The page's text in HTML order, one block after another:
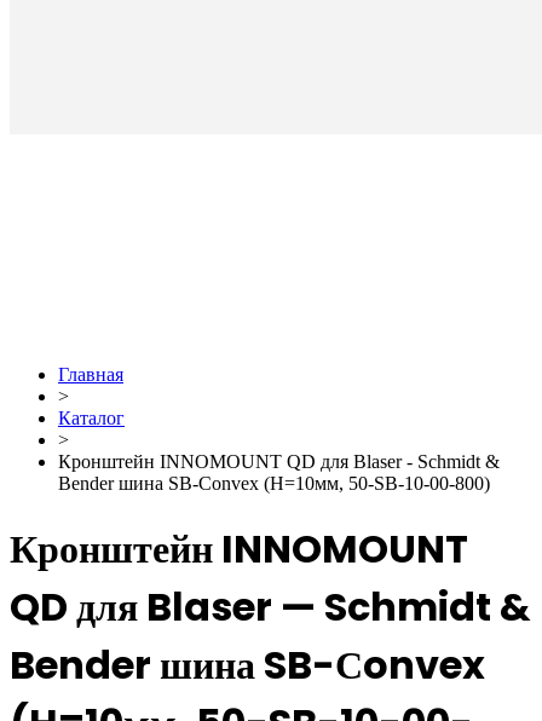
Главная
>
Каталог
>
Кронштейн INNOMOUNT QD для Blaser - Schmidt &
Bender шина SB-Сonvex (H=10мм, 50-SB-10-00-800)
Кронштейн INNOMOUNT
QD для Blaser — Schmidt &
Bender шина SB-Сonvex